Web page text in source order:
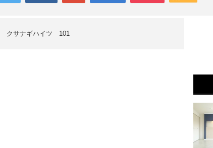
クサナギハイツ 101